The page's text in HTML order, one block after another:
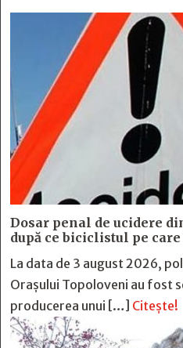
Dosar penal de ucidere
după ce biciclistul pe
La data de 3 august 2026,
Orașului Topoloveni au fost
producerea unui […] Citește!